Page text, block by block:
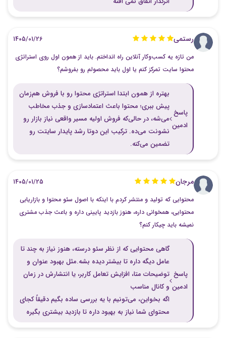
رستمی
من تازه یه کسب‌وکار آنلاین راه انداختم. باید از همون اول روی استراتژی
محتوا سایت تمرکز کنم یا اول باید محصولم رو بفروشم؟
پاسخ
ادمین
بهتره از همون ابتدا استراتژی محتوا رو با فروش هم‌زمان
پیش ببری؛ محتوا باعث اعتمادسازی و جذب مخاطب
می‌شه، در حالی‌که فروش اولیه مسیر واقعی نیاز بازار رو
نشونت می‌ده. ترکیب این دوتا رشد پایدار سایتت رو
تضمین می‌کنه.
1405/01/26
مرجان
محتوایی که تولید و منتشر کردم با اینکه با اصول سئو محتوا و بازاریابی
محتوایی، همخوانی داره، هنوز بازدید پایینی داره و باعث جذب مشتری
نمیشه باید چیکار کنم؟
پاسخ
ادمین
گاهی محتوایی که از نظر سئو درسته، هنوز نیاز به چند تا
عامل دیگه داره تا بیشتر دیده بشه.مثل بهبود عنوان و
توضیحات متا، افزایش تعامل کاربر، یا انتشارش در زمان
و کانال مناسب
اگه بخواین، می‌تونیم با یه بررسی ساده بگیم دقیقاً کجای
محتوای شما نیاز به بهبود داره تا بازدید بیشتری بگیره
1405/01/25